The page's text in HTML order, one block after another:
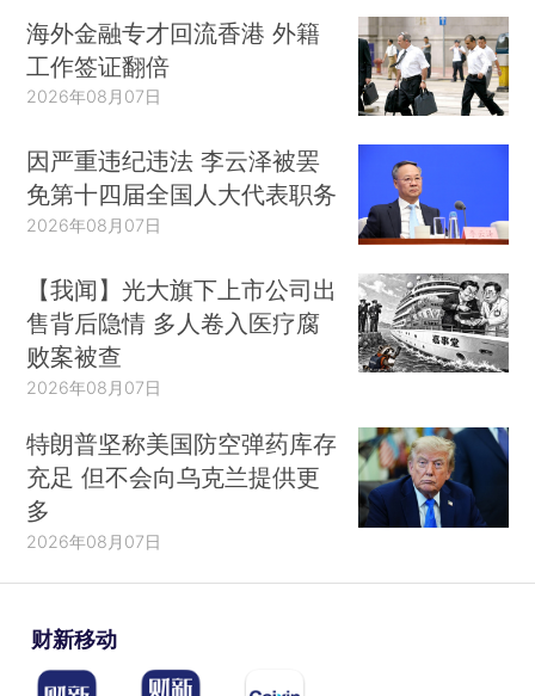
海外金融专才回流香港 外籍
工作签证翻倍
2026年08月07日
因严重违纪违法 李云泽被罢
免第十四届全国人大代表职务
2026年08月07日
【我闻】光大旗下上市公司出
售背后隐情 多人卷入医疗腐
败案被查
2026年08月07日
特朗普坚称美国防空弹药库存
充足 但不会向乌克兰提供更
多
2026年08月07日
财新移动